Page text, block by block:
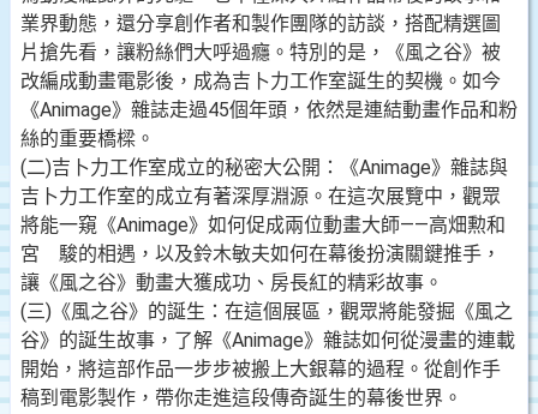
業界動態，還分享創作者和製作團隊的訪談，搭配精選圖
片搶先看，讓粉絲們大呼過癮。特別的是，《風之谷》被
改編成動畫電影後，成為吉卜力工作室誕生的契機。如今
《Animage》雜誌走過45個年頭，依然是連結動畫作品和粉
絲的重要橋樑。
(二)吉卜力工作室成立的秘密大公開：《Animage》雜誌與
吉卜力工作室的成立有著深厚淵源。在這次展覽中，觀眾
將能一窺《Animage》如何促成兩位動畫大師——高畑勲和
宮 駿的相遇，以及鈴木敏夫如何在幕後扮演關鍵推手，
讓《風之谷》動畫大獲成功、房長紅的精彩故事。
(三)《風之谷》的誕生：在這個展區，觀眾將能發掘《風之
谷》的誕生故事，了解《Animage》雜誌如何從漫畫的連載
開始，將這部作品一步步被搬上大銀幕的過程。從創作手
稿到電影製作，帶你走進這段傳奇誕生的幕後世界。